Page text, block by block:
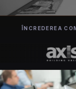
ÎNCREDEREA